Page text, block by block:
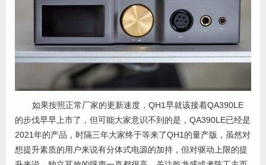
如果按照正常厂家的更新速度，QH1早就该接着QA390LE
的步伐早早上市了，但可能大家意识不到的是，QA390LE已经是
2021年的产品，时隔三年大家终于等来了QH1的量产版，虽然对
想提升素质的用户来说有分体式电源的加持，但对驱动上限的提